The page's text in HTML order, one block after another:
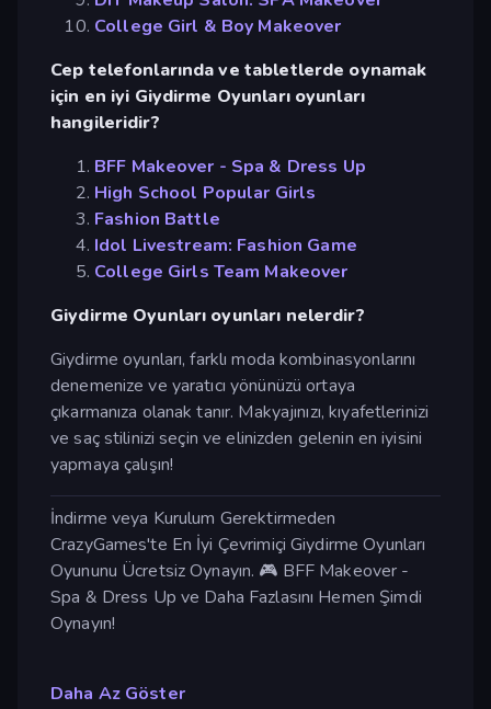
College Girl & Boy Makeover
Cep telefonlarında ve tabletlerde oynamak
için en iyi Giydirme Oyunları oyunları
hangileridir?
BFF Makeover - Spa & Dress Up
High School Popular Girls
Fashion Battle
Idol Livestream: Fashion Game
College Girls Team Makeover
Giydirme Oyunları oyunları nelerdir?
Giydirme oyunları, farklı moda kombinasyonlarını
denemenize ve yaratıcı yönünüzü ortaya
çıkarmanıza olanak tanır. Makyajınızı, kıyafetlerinizi
ve saç stilinizi seçin ve elinizden gelenin en iyisini
yapmaya çalışın!
İndirme veya Kurulum Gerektirmeden
CrazyGames'te En İyi Çevrimiçi Giydirme Oyunları
Oyununu Ücretsiz Oynayın. 🎮 BFF Makeover -
Spa & Dress Up ve Daha Fazlasını Hemen Şimdi
Oynayın!
Daha Az Göster